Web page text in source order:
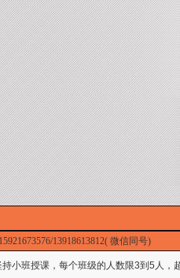
13918613812( 微信同号)
小班授课，每个班级的人数限3到5人，